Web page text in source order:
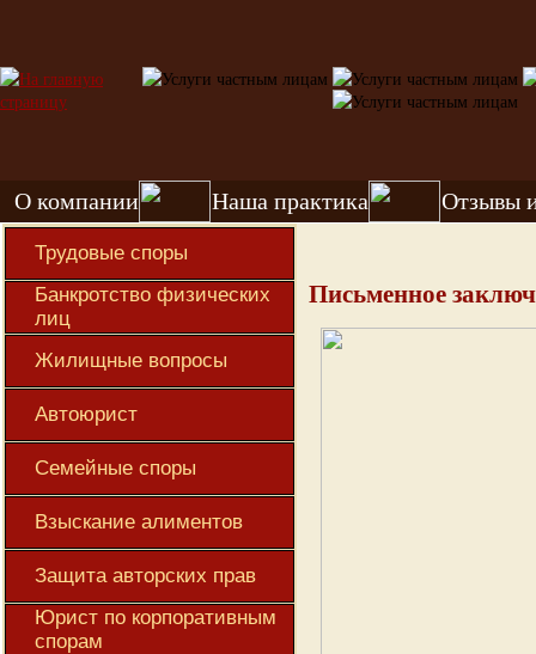
О компании Наша практика Отзывы
Трудовые споры
Банкротство физических
лиц
Жилищные вопросы
Автоюрист
Семейные споры
Взыскание алиментов
Защита авторских прав
Юрист по корпоративным
спорам
Письменное